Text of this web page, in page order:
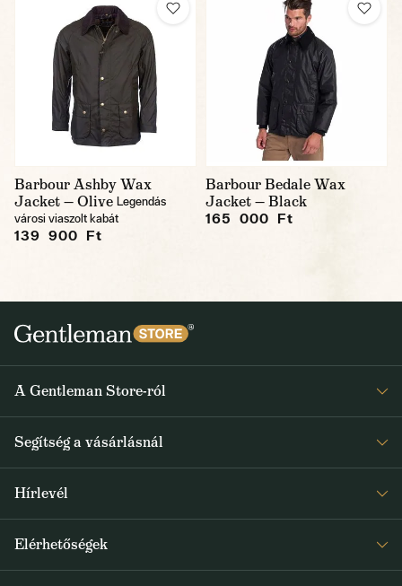
Barbour Ashby Wax
Jacket — Olive Legendás
városi viaszolt kabát
139 900 Ft
Barbour Bedale Wax
Jacket — Black
165 000 Ft
A Gentleman Store-ról
Rólunk
Journal
Segítség a vásárlásnál
Általános Szerződési Feltételek
Hírlevél
a speciális kínálatokról
Elérhetőségek